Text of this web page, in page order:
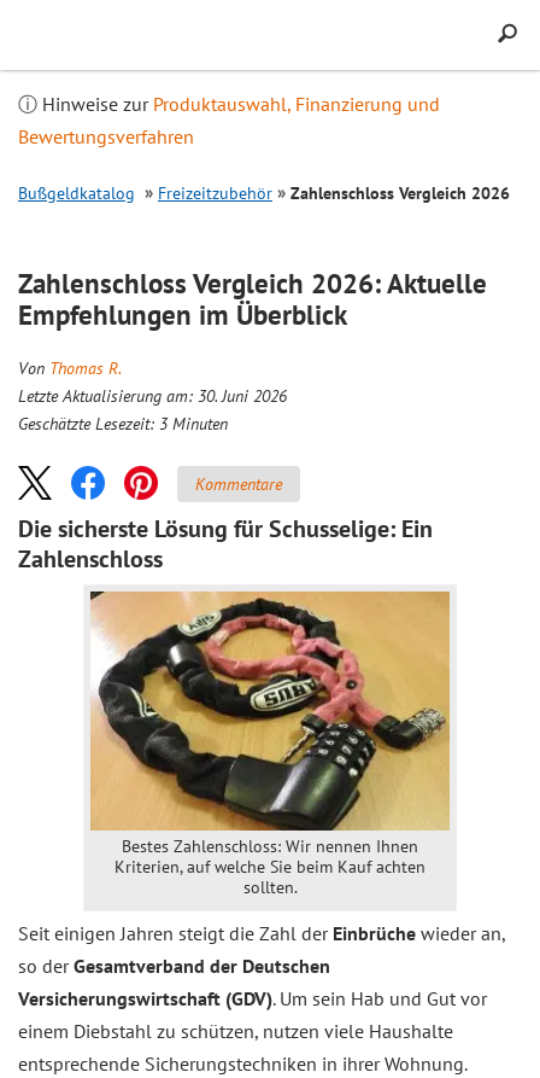
ⓘ Hinweise zur Produktauswahl, Finanzierung und
Bewertungsverfahren
Bußgeldkatalog Freizeitzubehör Zahlenschloss Vergleich 2026
Zahlenschloss Vergleich 2026: Aktuelle
Empfehlungen im Überblick
Von Thomas R.
Letzte Aktualisierung am: 30. Juni 2026
Geschätzte Lesezeit: 3 Minuten
Kommentare
Die sicherste Lösung für Schusselige: Ein
Zahlenschloss
Bestes Zahlenschloss: Wir nennen Ihnen
Kriterien, auf welche Sie beim Kauf achten
sollten.
Seit einigen Jahren steigt die Zahl der Einbrüche wieder an,
so derGesamtverband der Deutschen
Versicherungswirtschaft (GDV). Um sein Hab und Gut vor
einem Diebstahl zu schützen, nutzen viele Haushalte
entsprechende Sicherungstechniken in ihrer Wohnung.